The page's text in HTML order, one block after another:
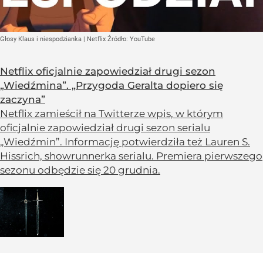
Głosy Klaus i niespodzianka | Netflix Źródło: YouTube
Netflix oficjalnie zapowiedział drugi sezon
„Wiedźmina”. „Przygoda Geralta dopiero się
zaczyna”
Netflix zamieścił na Twitterze wpis, w którym
oficjalnie zapowiedział drugi sezon serialu
„Wiedźmin”. Informację potwierdziła też Lauren S.
Hissrich, showrunnerka serialu. Premiera pierwszego
sezonu odbędzie się 20 grudnia.